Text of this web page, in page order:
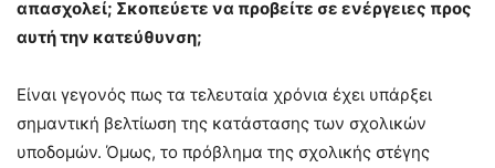
απασχολεί; Σκοπεύετε να προβείτε σε ενέργειες προς
αυτή την κατεύθυνση;
Είναι γεγονός πως τα τελευταία χρόνια έχει υπάρξει
σημαντική βελτίωση της κατάστασης των σχολικών
υποδομών. Όμως, το πρόβλημα της σχολικής στέγης